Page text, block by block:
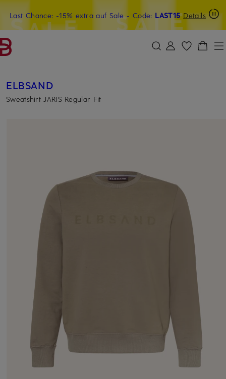
ZUM HAUPTINHALT ÜBERSPRINGEN ZUM SUCHFELD ÜBERSPRINGEN
Last Chance: -15% extra auf Sale- Code: LAST15 Details
20€-Willkommensgutschein mit Beyond sichern
ELBSAND
Sweatshirt JARIS Regular Fit